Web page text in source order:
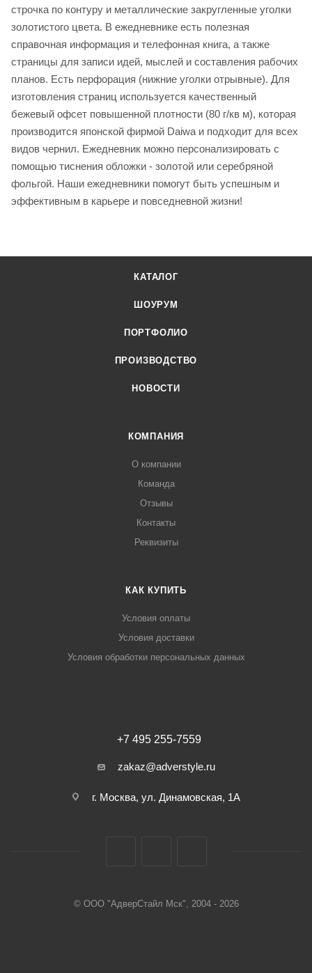
строчка по контуру и металлические закругленные уголки
золотистого цвета. В ежедневнике есть полезная
справочная информация и телефонная книга, а также
страницы для записи идей, мыслей и составления рабочих
планов. Есть перфорация (нижние уголки отрывные). Для
изготовления страниц используется качественный
бежевый офсет повышенной плотности (80 г/кв м), которая
производится японской фирмой Daiwa и подходит для всех
видов чернил. Ежедневник можно персонализировать с
помощью тиснения обложки - золотой или серебряной
фольгой. Наши ежедневники помогут быть успешным и
эффективным в карьере и повседневной жизни!
КАТАЛОГ
ШОУРУМ
ПОРТФОЛИО
ПРОИЗВОДСТВО
НОВОСТИ
КОМПАНИЯ
О компании
Команда
Отзывы
Контакты
Реквизиты
КАК КУПИТЬ
Условия оплаты
Условия доставки
Условия обработки персональных данных
+7 495 255-7559
zakaz@adverstyle.ru
г. Москва, ул. Динамовская, 1А
© ООО "АдверСтайл Мск", 2004 - 2026